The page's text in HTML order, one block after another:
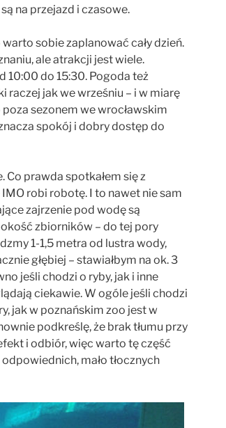
na przejazd i czasowe.
sobie zaplanować cały dzień.
ale atrakcji jest wiele.
10:00 do 15:30. Pogoda też
raczej jak we wrześniu – i w miarę
sezonem we wrocławskim
spokój i dobry dostęp do
prawda spotkałem się z
robi robotę. I to nawet nie sam
zajrzenie pod wodę są
zbiorników – do tej pory
1-1,5 metra od lustra wody,
głębiej – stawiałbym na ok. 3
jeśli chodzi o ryby, jak i inne
ciekawie. W ogóle jeśli chodzi
jak w poznańskim zoo jest w
podkreślę, że brak tłumu przy
i odbiór, więc warto tę część
mało tłocznych